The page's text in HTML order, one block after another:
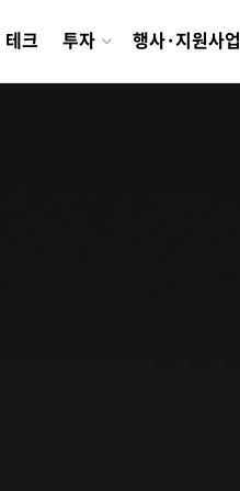
테크 투자 행사·지원사업